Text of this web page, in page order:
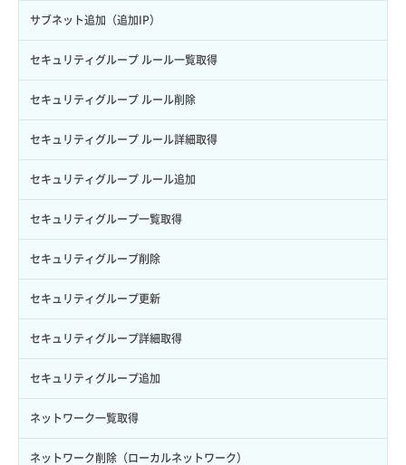
VPS利用状況グラフ（ディスクIO）
VPS利用状況グラフ（トラフィック）
アタッチ済みポート一覧取得
アタッチ済みポート詳細取得
アタッチ済みボリューム一覧
アタッチ済みボリューム詳細取得
イメージ一覧取得（nova）
イメージ保存（バックアップ）
イメージ保存（ローカルディスク）
イメージ詳細一覧取得（nova）
イメージ詳細取得（nova）
キーペア一覧取得
サブネット追加（追加IP）
セキュリティグループ ルール一覧取得
セキュリティグループ ルール削除
セキュリティグループ ルール詳細取得
セキュリティグループ ルール追加
セキュリティグループ一覧取得
セキュリティグループ削除
セキュリティグループ更新
セキュリティグループ詳細取得
セキュリティグループ追加
ネットワーク一覧取得
ネットワーク削除（ローカルネットワーク）